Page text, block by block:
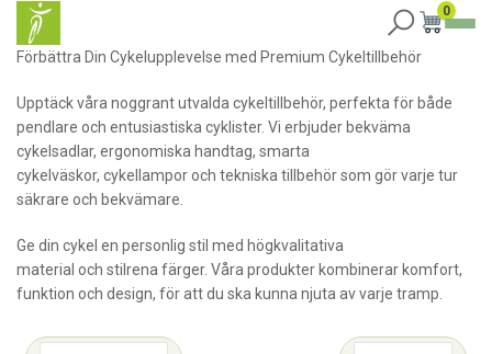
0
Förbättra Din Cykelupplevelse med Premium Cykeltillbehör
Upptäck våra noggrant utvalda cykeltillbehör, perfekta för både
pendlare och entusiastiska cyklister. Vi erbjuder bekväma
cykelsadlar, ergonomiska handtag, smarta
cykelväskor, cykellampor och tekniska tillbehör som gör varje tur
säkrare och bekvämare.
Ge din cykel en personlig stil med högkvalitativa
material och stilrena färger. Våra produkter kombinerar komfort,
funktion och design, för att du ska kunna njuta av varje tramp.